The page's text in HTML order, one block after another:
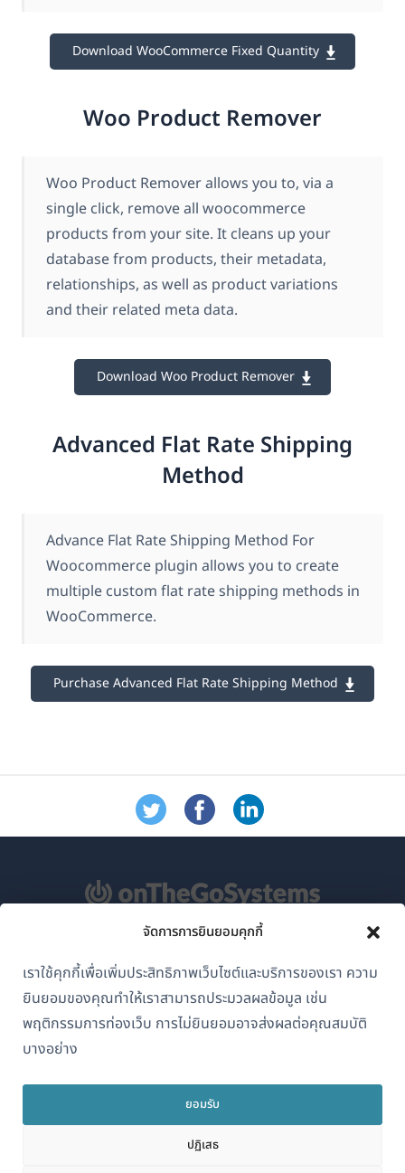
จัดการการยินยอมคุกกี้
เราใช้คุกกี้เพื่อเพิ่มประสิทธิภาพเว็บไซต์และบริการของเรา ความ
ยินยอมของคุณทำให้เราสามารถประมวลผลข้อมูล เช่น
พฤติกรรมการท่องเว็บ การไม่ยินยอมอาจส่งผลต่อคุณสมบัติ
บางอย่าง
ยอมรับ
ปฏิเสธ
Download WooCommerce Fixed Quantity
Woo Product Remover
Woo Product Remover allows you to, via a
single click, remove all woocommerce
products from your site. It cleans up your
database from products, their metadata,
relationships, as well as product variations
and their related meta data.
Download Woo Product Remover
Advanced Flat Rate Shipping
Method
Advance Flat Rate Shipping Method For
Woocommerce plugin allows you to create
multiple custom flat rate shipping methods in
WooCommerce.
Purchase Advanced Flat Rate Shipping Method
ไทย
GDPR และนโยบายความเป็นส่วนตัว
เข้าร่วมทีมของเรา(เปิด
ใน
หน้าต่าง
ใหม่)
ใน
หน้าต่าง
ใหม่)
ใน
ใหม่)